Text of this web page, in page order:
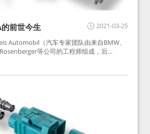
2021-03-25
前世今生
Automobil（汽车专家团队由来自BMW、
等公司的工程师组成，后
连接器业务及技术在2010年并入
写。起初为BMW需求用于车载收音机天线连
成为汽车行业通用标准的射频连接器，被业